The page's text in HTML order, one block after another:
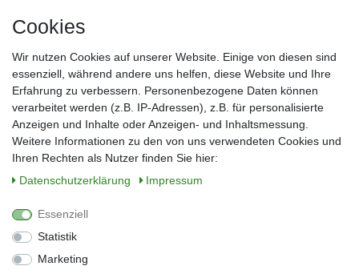
Nachname*
E-Mail*
Sie können den Newsletter jederzeit kostenlos abbestellen.
** gilt für Lieferungen innerhalb Deutschlands, Lieferzeiten für andere Länder
entnehmen Sie bitte der Schaltfläche mit den Versandinformationen
Cookies
Wir nutzen Cookies auf unserer Website. Einige von diesen sind
essenziell, während andere uns helfen, diese Website und Ihre
Erfahrung zu verbessern. Personenbezogene Daten können
verarbeitet werden (z.B. IP-Adressen), z.B. für personalisierte
Anzeigen und Inhalte oder Anzeigen- und Inhaltsmessung.
Weitere Informationen zu den von uns verwendeten Cookies und
Ihren Rechten als Nutzer finden Sie hier:
Daten­schutz­erklärung
Impressum
Essenziell
Statistik
Marketing